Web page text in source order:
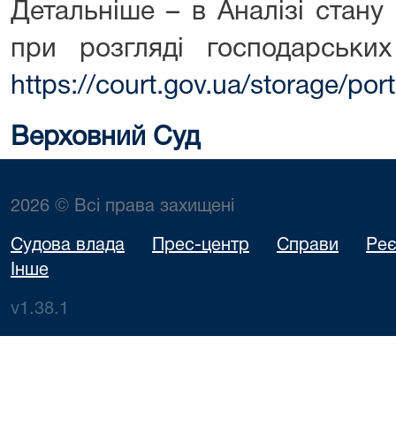
Детальніше – в Аналізі
при розгляді
https://court.gov.ua/storage/
Верховний Суд
2026 © Всі права захищені
Судова влада Прес-центр Справи
Інше
v1.38.1